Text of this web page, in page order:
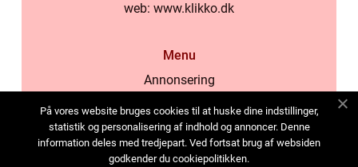
web: www.klikko.dk
Menu
Annonsering
Cookies
Kontakta oss
På vores website bruges cookies til at huske dine indstillinger,
statistik og personalisering af indhold og annoncer. Denne
information deles med tredjepart. Ved fortsat brug af websiden
godkender du cookiepolitikken.